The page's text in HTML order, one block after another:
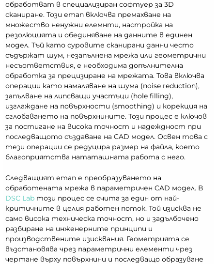
обработват в специализиран софтуер за 3D
сканиране. Този етап включва премахване на
множество ненужни елемнти, настройка на
резолюцията и обединяване на данните в единен
модел. Тъй като суровите сканирани данни често
съдържат шум, незапълнена мрежа или геометрични
несъответствия, е необходима допълнителна
обработка за прецизиране на мрежата. Това включва
операции като намаляване на шума (noise reduction),
запълване на липсващи участъци (hole filling),
изглаждане на повърхности (smoothing) и корекция на
сглобаването на повърхнините. Този процес е ключов
за постигане на висока точност и надеждност при
последващото създаване на CAD модел. Освен това с
тези операции се редуцира размер на файла, което
благоприятства нататашната работа с него.
Следващият етап е преобразуването на
обработената мрежа в параметричен CAD модел. В
DSC Lab този процес се счита за един от най-
критичните в целия работен поток. Той изисква не
само висока техническа точност, но и задълбочено
разбиране на инженерните принципи и
производствените изисквания. Геометрията се
възстановява чрез параметрични елементи чрез
чертане върху повърхнини и последващо образуване